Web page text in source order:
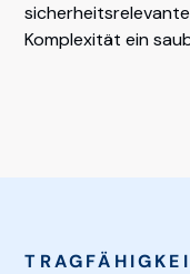
Komplexität ein